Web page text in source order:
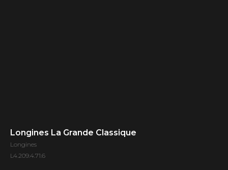
Longines La Grande Classique
Longines
L4.209.4.71.6